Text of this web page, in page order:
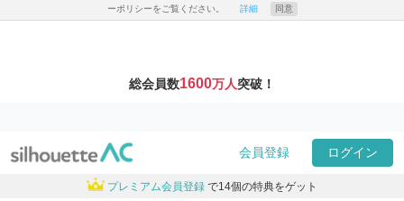
ーポリシーをご覧ください。 詳細 同意
総会員数1600万人突破！
会員登録 ログイン
プレミアム会員登録 で14個の特典をゲット